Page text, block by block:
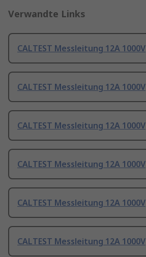
Verwandte Links
CALTEST Messleitung 12A 1000V
CALTEST Messleitung 12A 1000V
CALTEST Messleitung 12A 1000V
CALTEST Messleitung 12A 1000V
CALTEST Messleitung 12A 1000V
CALTEST Messleitung 12A 1000V